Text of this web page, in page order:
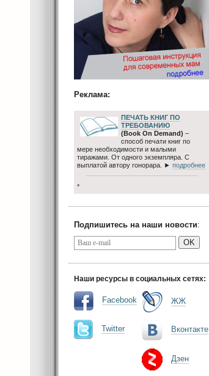
Реклама:
ПЕЧАТЬ КНИГ ПО
ТРЕБОВАНИЮ
(Book On Demand) –
способ печати книг по
мере необходимости и малыми
тиражами. От одного экземпляра. С
выплатой автору гонорара. ► подробнее
*
Подпишитесь на наши новости:
OK
Наши ресурсы в социальных сетях:
Facebook
Twitter
ЖЖ
Вконтакте
Дзен